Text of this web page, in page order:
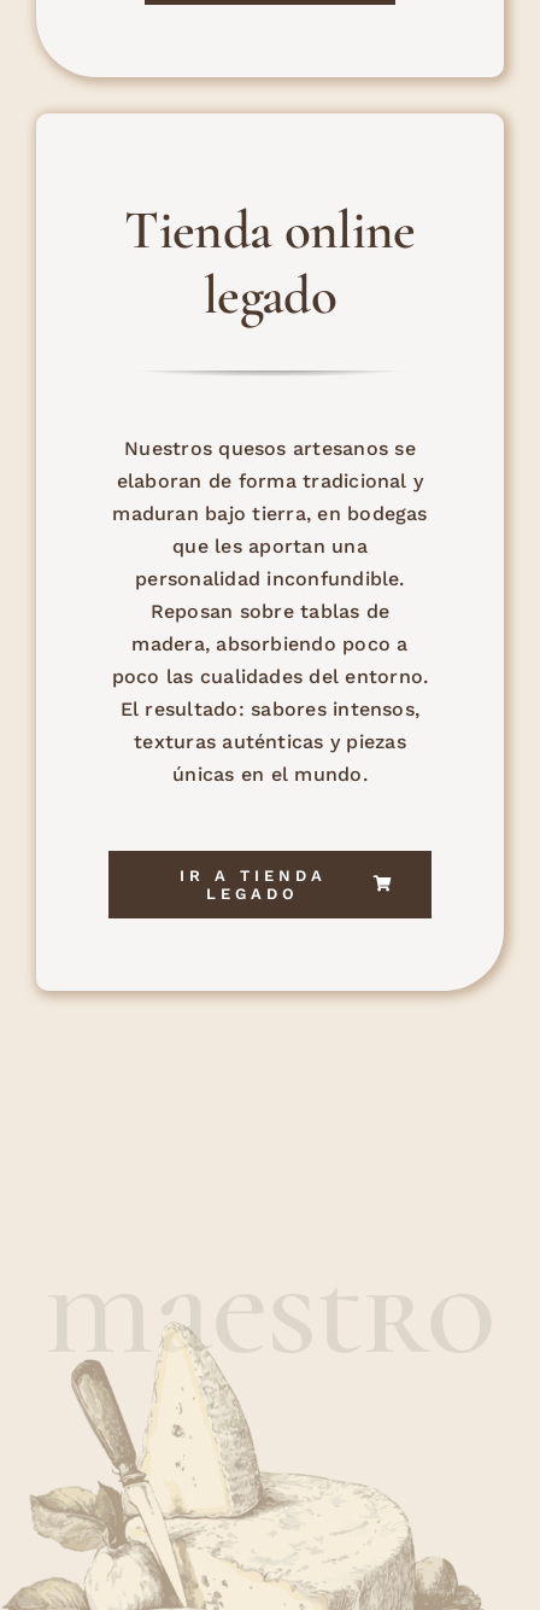
Tienda online
legado
Nuestros quesos artesanos se
elaboran de forma tradicional y
maduran bajo tierra, en bodegas
que les aportan una
personalidad inconfundible.
Reposan sobre tablas de
madera, absorbiendo poco a
poco las cualidades del entorno.
El resultado: sabores intensos,
texturas auténticas y piezas
únicas en el mundo.
IR A TIENDA
LEGADO
maestro